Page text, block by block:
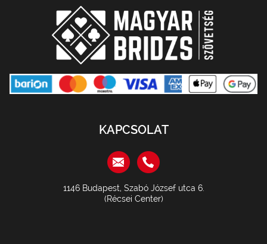
KAPCSOLAT
1146 Budapest, Szabó József utca 6.
(Récsei Center)